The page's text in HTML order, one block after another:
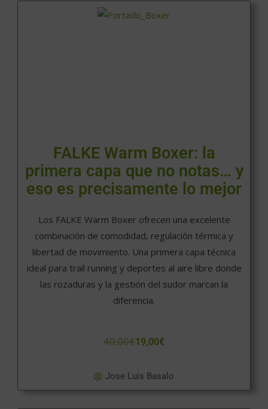
FALKE Warm Boxer: la
primera capa que no notas… y
eso es precisamente lo mejor
Los FALKE Warm Boxer ofrecen una excelente
combinación de comodidad, regulación térmica y
libertad de movimiento. Una primera capa técnica
ideal para trail running y deportes al aire libre donde
las rozaduras y la gestión del sudor marcan la
diferencia.
40,00€19,00€
Jose Luis Basalo